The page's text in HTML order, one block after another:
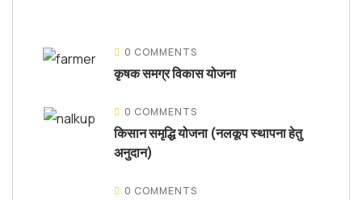
0 COMMENTS
कृषक समग्र विकास योजना
0 COMMENTS
किसान समृद्धि योजना (नलकूप स्थापना हेतु
अनुदान)
0 COMMENTS